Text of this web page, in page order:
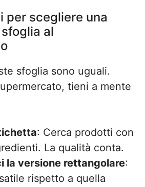
per scegliere una
al
sfoglia sono uguali.
tieni a mente
: Cerca prodotti con
La qualità conta.
la versione rettangolare:
rispetto a quella